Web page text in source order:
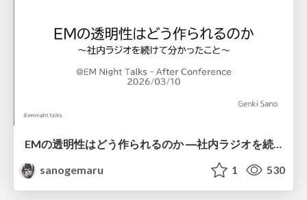
EMの透明性はどう作られるのか ―社内ラジオを続けて分かったこと
sanogemaru
1 530